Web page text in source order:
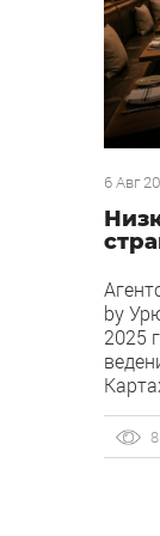
6 Авг
by
2025
8